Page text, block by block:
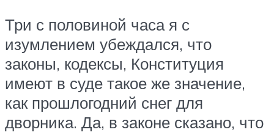
Три с половиной часа я с
изумлением убеждался, что
законы, кодексы, Конституция
имеют в суде такое же значение,
как прошлогодний снег для
дворника. Да, в законе сказано, что